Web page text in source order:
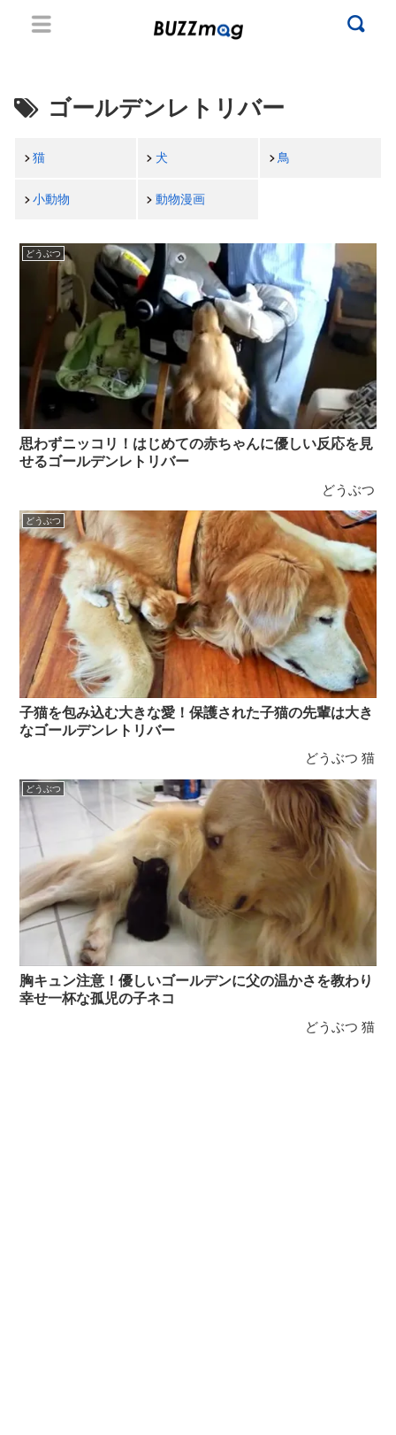
ゴールデンレトリバー
猫 犬 鳥
小動物 動物漫画
どうぶつ
思わずニッコリ！はじめての赤ちゃんに優しい反応を見
せるゴールデンレトリバー
どうぶつ
どうぶつ
子猫を包み込む大きな愛！保護された子猫の先輩は大き
なゴールデンレトリバー
どうぶつ 猫
どうぶつ
胸キュン注意！優しいゴールデンに父の温かさを教わり
幸せ一杯な孤児の子ネコ
どうぶつ 猫